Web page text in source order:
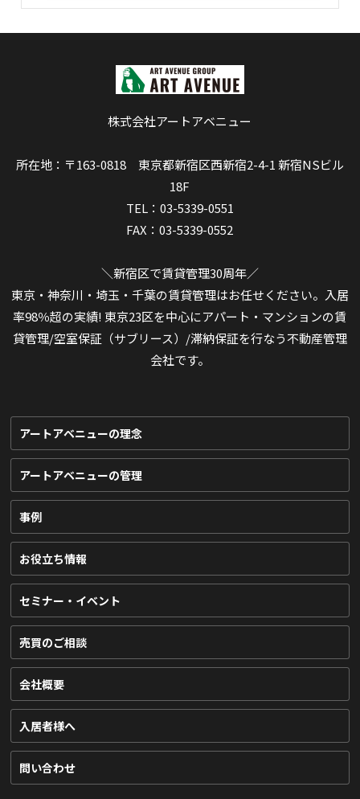
株式会社アートアベニュー
所在地：〒163-0818 東京都新宿区西新宿2-4-1 新宿NSビル
18F
TEL：03-5339-0551
FAX：03-5339-0552
＼新宿区で賃貸管理30周年／
東京・神奈川・埼玉・千葉の賃貸管理はお任せください。入居
率98％超の実績! 東京23区を中心にアパート・マンションの賃
貸管理/空室保証（サブリース）/滞納保証を行なう不動産管理
会社です。
アートアベニューの理念
アートアベニューの管理
事例
お役立ち情報
セミナー・イベント
売買のご相談
会社概要
入居者様へ
問い合わせ